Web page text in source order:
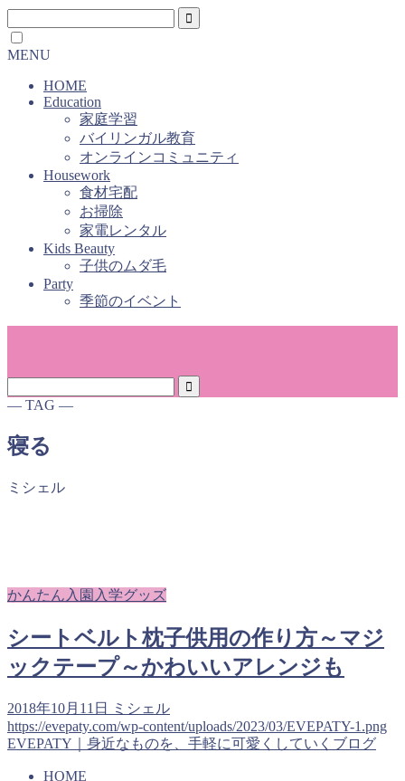
MENU
HOME
Education
家庭学習
バイリンガル教育
オンラインコミュニティ
Housework
食材宅配
お掃除
家電レンタル
Kids Beauty
子供のムダ毛
Party
季節のイベント
― TAG ―
寝る
ミシェル
かんたん入園入学グッズ
シートベルト枕子供用の作り方～マジ
ックテープ～かわいいアレンジも
2018年10月11日
ミシェル
https://evepaty.com/wp-content/uploads/2023/03/EVEPATY-1.png
EVEPATY｜身近なものを、手軽に可愛くしていくブログ
HOME